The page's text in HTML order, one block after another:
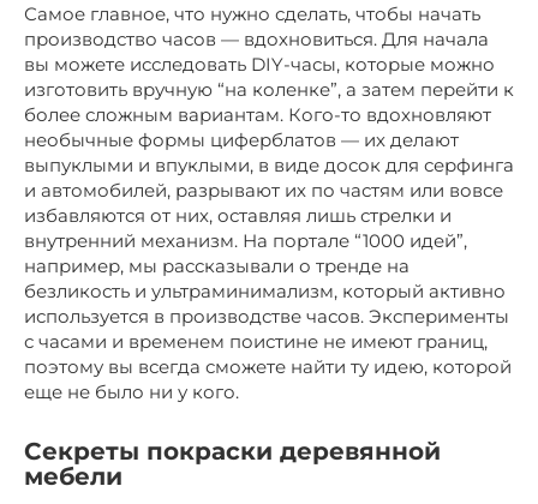
Самое главное, что нужно сделать, чтобы начать
производство часов — вдохновиться. Для начала
вы можете исследовать DIY-часы, которые можно
изготовить вручную “на коленке”, а затем перейти к
более сложным вариантам. Кого-то вдохновляют
необычные формы циферблатов — их делают
выпуклыми и впуклыми, в виде досок для серфинга
и автомобилей, разрывают их по частям или вовсе
избавляются от них, оставляя лишь стрелки и
внутренний механизм. На портале “1000 идей”,
например, мы рассказывали о тренде на
безликость и ультраминимализм, который активно
используется в производстве часов. Эксперименты
с часами и временем поистине не имеют границ,
поэтому вы всегда сможете найти ту идею, которой
еще не было ни у кого.
Секреты покраски деревянной
мебели